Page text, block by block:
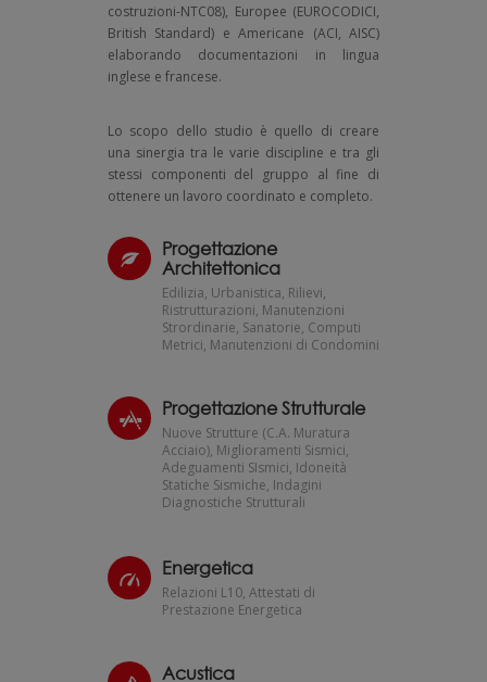
costruzioni-NTC08), Europee (EUROCODICI,
British Standard) e Americane (ACI, AISC)
elaborando documentazioni in lingua
inglese e francese.
Lo scopo dello studio è quello di creare
una sinergia tra le varie discipline e tra gli
stessi componenti del gruppo al fine di
ottenere un lavoro coordinato e completo.
Progettazione
Architettonica
Edilizia, Urbanistica, Rilievi,
Ristrutturazioni, Manutenzioni
Strordinarie, Sanatorie, Computi
Metrici, Manutenzioni di Condomini
Progettazione Strutturale
Nuove Strutture (C.A. Muratura
Acciaio), Miglioramenti Sismici,
Adeguamenti SIsmici, Idoneità
Statiche Sismiche, Indagini
Diagnostiche Strutturali
Energetica
Relazioni L10, Attestati di
Prestazione Energetica
Acustica